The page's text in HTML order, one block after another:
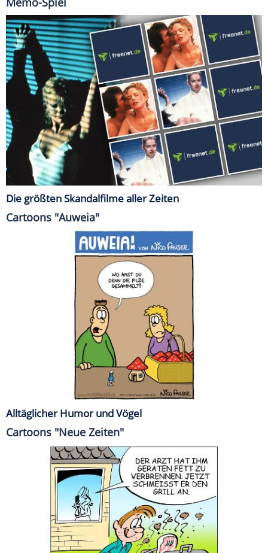
Die größten Skandalfilme aller Zeiten
Cartoons "Auweia"
Alltäglicher Humor und Vögel
Cartoons "Neue Zeiten"